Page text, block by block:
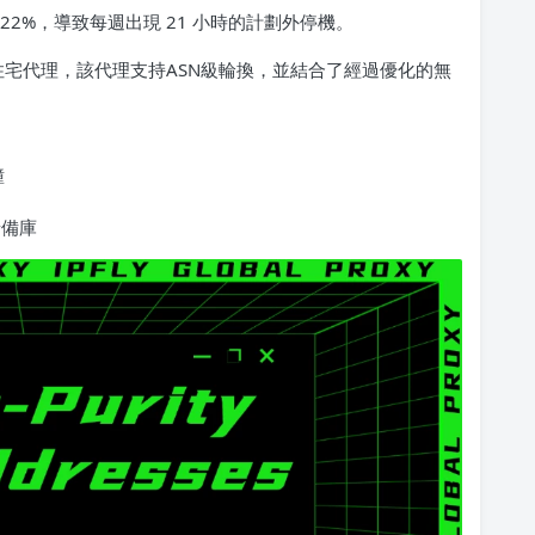
，導致每週出現 21 小時的計劃外停機。
代理，該代理支持ASN級輪換，並結合了經過優化的無
庫